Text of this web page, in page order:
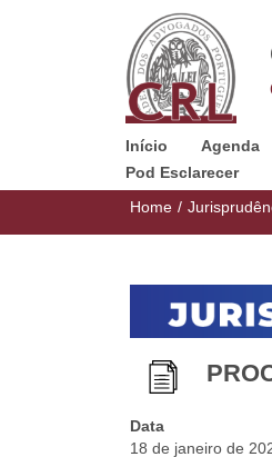
Início Agenda
Pod Esclarecer
Home /
Data
18 de janeiro de